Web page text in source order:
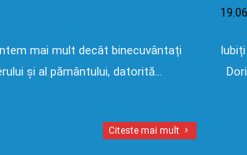
mai mult decât binecuvântați
și al pământului, datorită…
Citeste mai mult